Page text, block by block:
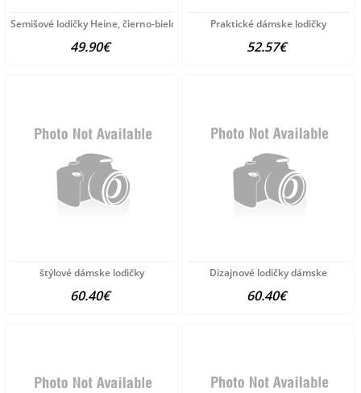
Semišové lodičky Heine, čierno-bielo-zlatej farby
49.90€
Praktické dámske lodičky
52.57€
štýlové dámske lodičky
60.40€
Dizajnové lodičky dámske
60.40€